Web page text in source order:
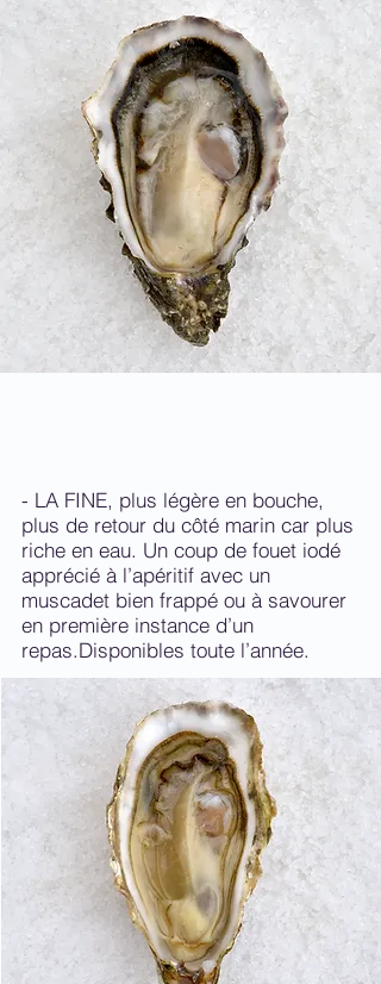
- LA FINE, plus légère en bouche,
plus de retour du côté marin car plus
riche en eau. Un coup de fouet iodé
apprécié à l’apéritif avec un
muscadet bien frappé ou à savourer
en première instance d’un
repas.Disponibles toute l’année.